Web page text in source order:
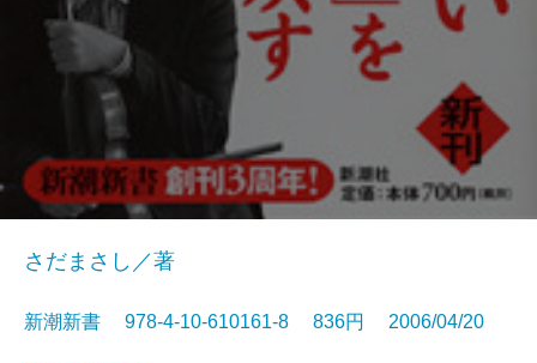
さだまさし／著
新潮新書 978-4-10-610161-8 836円 2006/04/20